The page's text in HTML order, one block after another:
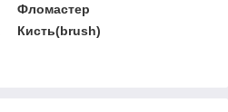
Фломастер
Кисть(brush)